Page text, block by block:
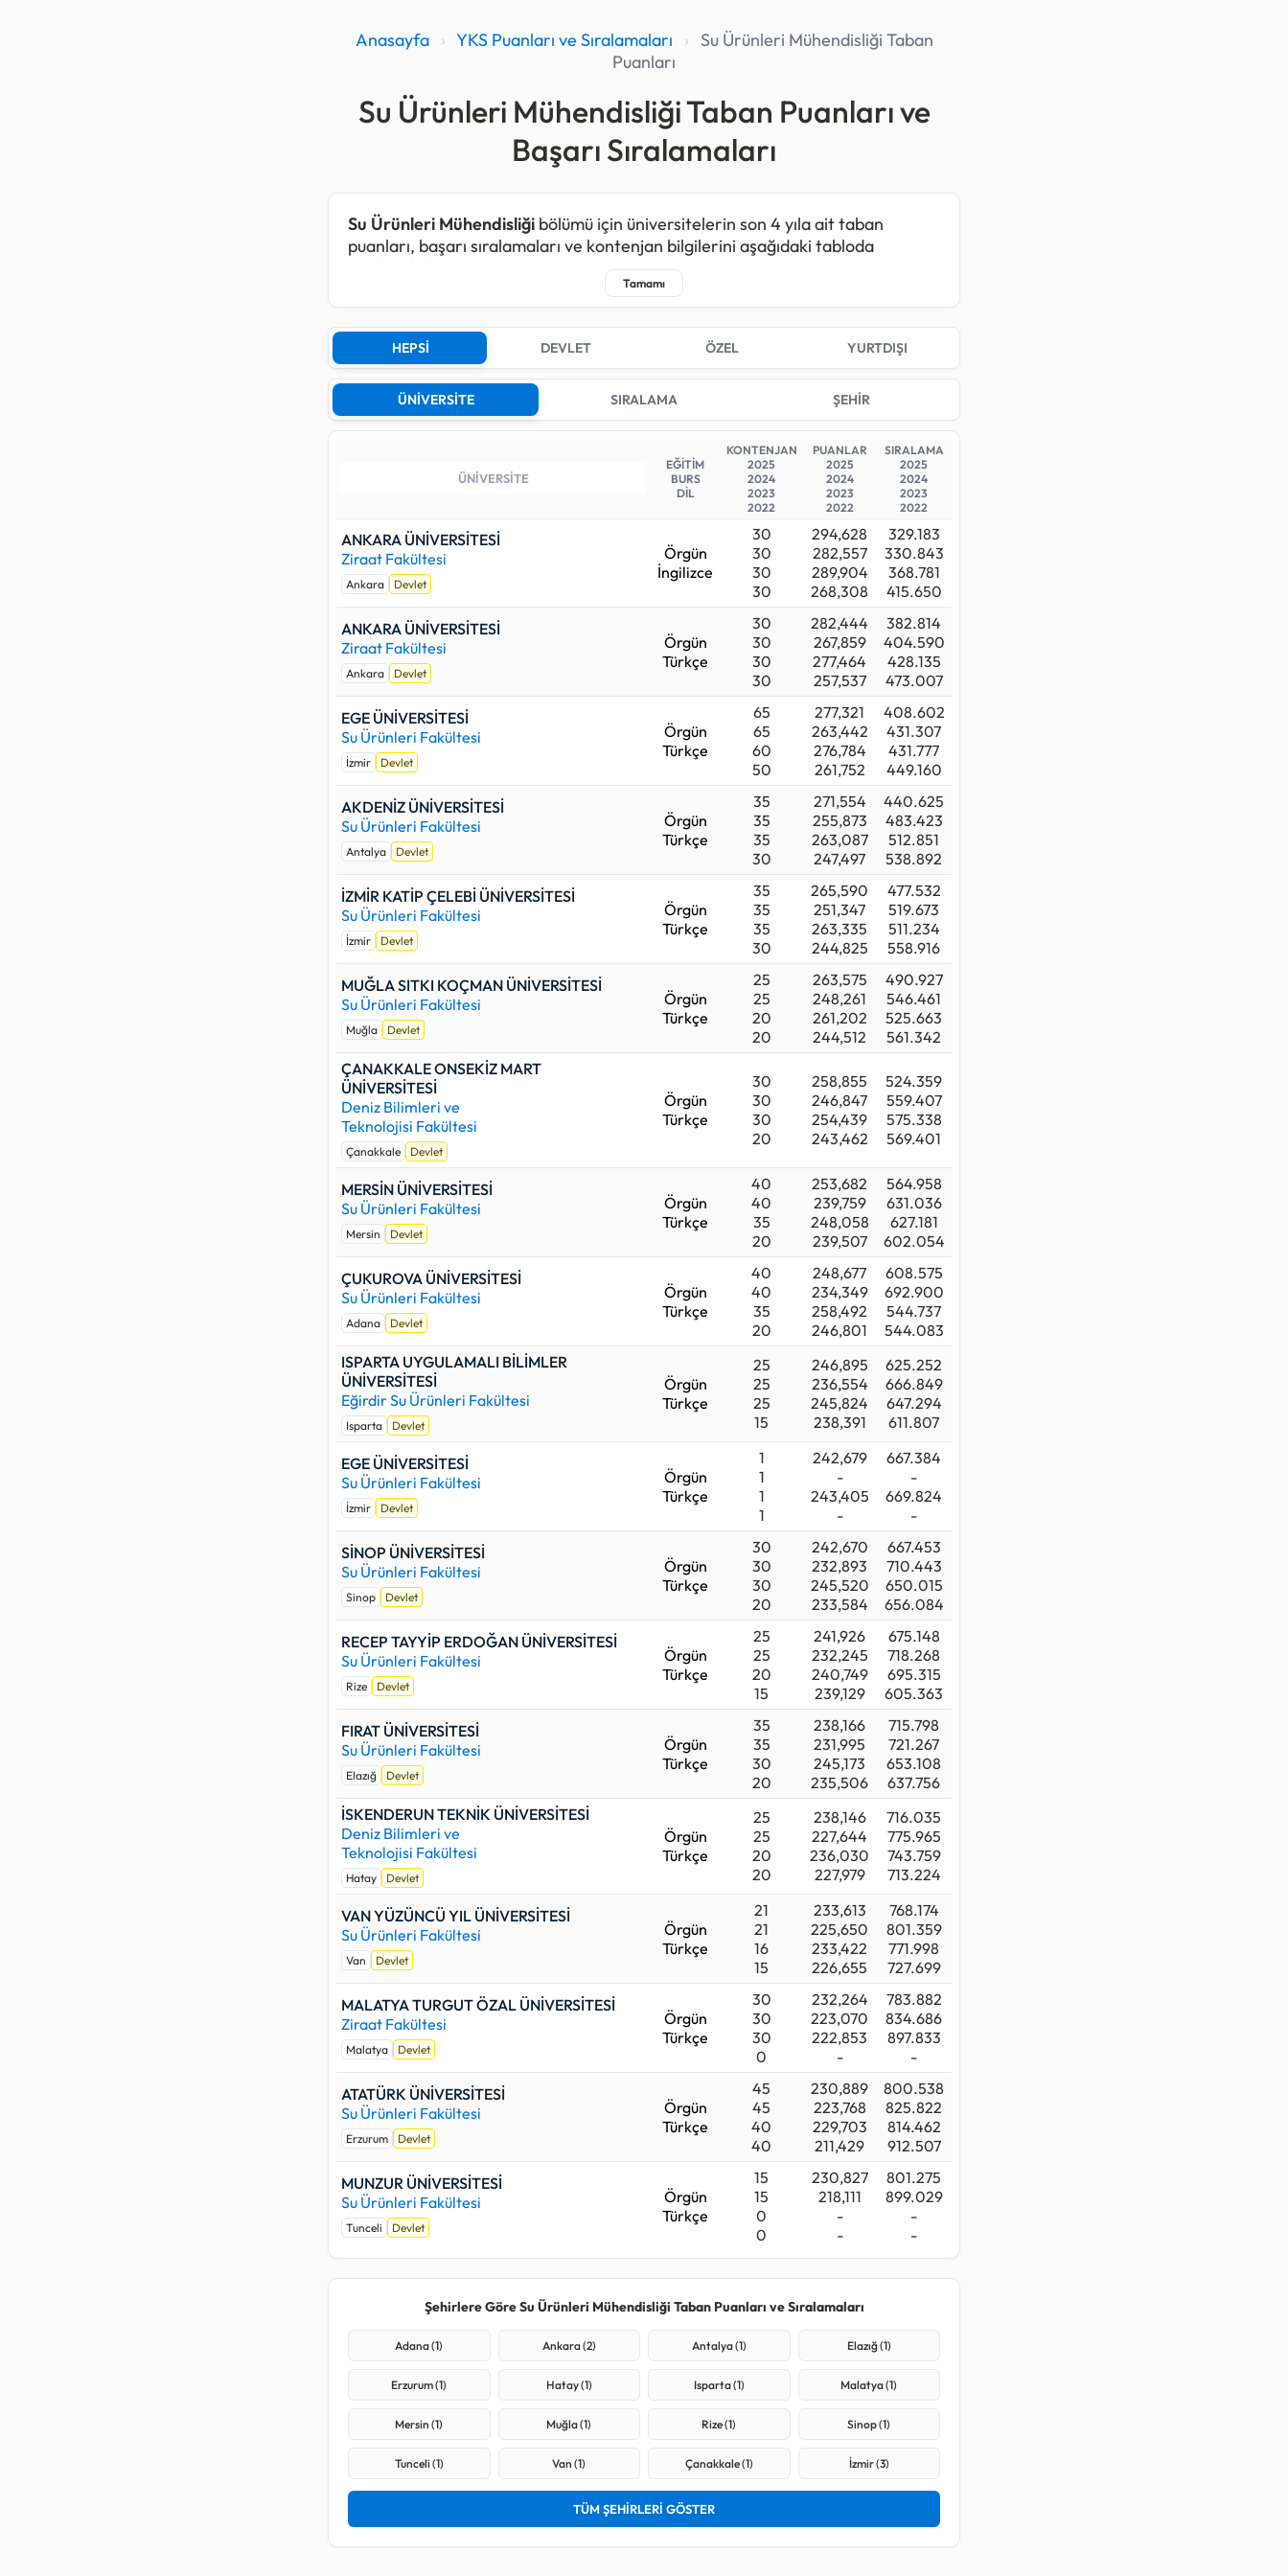
Anasayfa › YKS Puanları ve Sıralamaları ›
Su Ürünleri Mühendisliği Taban
Puanları
Su Ürünleri Mühendisliği Taban Puanları ve
Başarı Sıralamaları
Su Ürünleri Mühendisliği bölümü için üniversitelerin son 4 yıla ait taban
puanları, başarı sıralamaları ve kontenjan bilgilerini aşağıdaki tabloda
Su Ürünleri Mühendisliği programı kapsamında 2025 yılında toplam
yılında582, 2023 yılında522ve 2022 yılında396kişilik kontenjan açılmıştır.
Son yerleştirmelerde bu bölüm için kontenjan açan;17farklı Devlet
üniversitesi bulunmaktadır.
Devlet üniversiteleri arasında 2025 yılındaki en düşük sıralama sayısı (en
ile ANKARA ÜNİVERSİTESİ (Ankara)
programındadır. En yüksek sıralama sayısı (en son yerleşen aday) ise
801.275
başarı sırasıyla MUNZUR ÜNİVERSİTESİ (Tunceli) bünyesindedir.
Aşağıdaki üniversitelerden beğendiklerinizi favori listenize alabilirsiniz.
Whatsapp, telegram v.b uygulamalardan istediklerinize listenizi
gönderdiğinizde onlarda da aynı liste görebilirler.
HEPSİ DEVLET ÖZEL YURTDIŞI
ÜNİVERSİTE SIRALAMA ŞEHİR
EĞİTİM
BURS
DİL
KONTENJAN
2025
2024
2023
2022
PUANLAR
2025
2024
2023
2022
SIRALAMA
2025
2024
2023
2022
ANKARA ÜNİVERSİTESİ
Ziraat Fakültesi
Ankara Devlet
Örgün
İngilizce
30
30
30
30
294,628
282,557
289,904
268,308
329.183
330.843
368.781
415.650
ANKARA ÜNİVERSİTESİ
Ziraat Fakültesi
Ankara Devlet
Örgün
Türkçe
30
30
30
30
282,444
267,859
277,464
257,537
382.814
404.590
428.135
473.007
EGE ÜNİVERSİTESİ
Su Ürünleri Fakültesi
İzmir Devlet
Örgün
Türkçe
65
65
60
50
277,321
263,442
276,784
261,752
408.602
431.307
431.777
449.160
AKDENİZ ÜNİVERSİTESİ
Su Ürünleri Fakültesi
Antalya Devlet
Örgün
Türkçe
35
35
35
30
271,554
255,873
263,087
247,497
440.625
483.423
512.851
538.892
İZMİR KATİP ÇELEBİ ÜNİVERSİTESİ
Su Ürünleri Fakültesi
İzmir Devlet
Örgün
Türkçe
35
35
35
30
265,590
251,347
263,335
244,825
477.532
519.673
511.234
558.916
MUĞLA SITKI KOÇMAN ÜNİVERSİTESİ
Su Ürünleri Fakültesi
Muğla Devlet
Örgün
Türkçe
25
25
20
20
263,575
248,261
261,202
244,512
490.927
546.461
525.663
561.342
ÇANAKKALE ONSEKİZ MART
ÜNİVERSİTESİ
Deniz Bilimleri ve
Teknolojisi Fakültesi
Çanakkale Devlet
Örgün
Türkçe
30
30
30
20
258,855
246,847
254,439
243,462
524.359
559.407
575.338
569.401
MERSİN ÜNİVERSİTESİ
Su Ürünleri Fakültesi
Mersin Devlet
Örgün
Türkçe
40
40
35
20
253,682
239,759
248,058
239,507
564.958
631.036
627.181
602.054
ÇUKUROVA ÜNİVERSİTESİ
Su Ürünleri Fakültesi
Adana Devlet
Örgün
Türkçe
40
40
35
20
248,677
234,349
258,492
246,801
608.575
692.900
544.737
544.083
ISPARTA UYGULAMALI BİLİMLER
ÜNİVERSİTESİ
Eğirdir Su Ürünleri Fakültesi
Isparta Devlet
Örgün
Türkçe
25
25
25
15
246,895
236,554
245,824
238,391
625.252
666.849
647.294
611.807
EGE ÜNİVERSİTESİ
Su Ürünleri Fakültesi
İzmir Devlet
Örgün
Türkçe
1
1
1
1
242,679
-
243,405
-
667.384
-
669.824
-
SİNOP ÜNİVERSİTESİ
Su Ürünleri Fakültesi
Sinop Devlet
Örgün
Türkçe
30
30
30
20
242,670
232,893
245,520
233,584
667.453
710.443
650.015
656.084
RECEP TAYYİP ERDOĞAN ÜNİVERSİTESİ
Su Ürünleri Fakültesi
Rize Devlet
Örgün
Türkçe
25
25
20
15
241,926
232,245
240,749
239,129
675.148
718.268
695.315
605.363
FIRAT ÜNİVERSİTESİ
Su Ürünleri Fakültesi
Elazığ Devlet
Örgün
Türkçe
35
35
30
20
238,166
231,995
245,173
235,506
715.798
721.267
653.108
637.756
İSKENDERUN TEKNİK ÜNİVERSİTESİ
Deniz Bilimleri ve
Teknolojisi Fakültesi
Hatay Devlet
Örgün
Türkçe
25
25
20
20
238,146
227,644
236,030
227,979
716.035
775.965
743.759
713.224
VAN YÜZÜNCÜ YIL ÜNİVERSİTESİ
Su Ürünleri Fakültesi
Van Devlet
Örgün
Türkçe
21
21
16
15
233,613
225,650
233,422
226,655
768.174
801.359
771.998
727.699
MALATYA TURGUT ÖZAL ÜNİVERSİTESİ
Ziraat Fakültesi
Malatya Devlet
Örgün
Türkçe
30
30
30
0
232,264
223,070
222,853
-
783.882
834.686
897.833
-
ATATÜRK ÜNİVERSİTESİ
Su Ürünleri Fakültesi
Erzurum Devlet
Örgün
Türkçe
45
45
40
40
230,889
223,768
229,703
211,429
800.538
825.822
814.462
912.507
MUNZUR ÜNİVERSİTESİ
Su Ürünleri Fakültesi
Tunceli Devlet
Örgün
Türkçe
15
15
0
0
230,827
218,111
-
-
801.275
899.029
-
-
Şehirlere Göre Su Ürünleri Mühendisliği Taban Puanları ve Sıralamaları
Adana (1) Ankara (2) Antalya (1) Elazığ (1)
Erzurum (1) Hatay (1) Isparta (1) Malatya (1)
Mersin (1) Muğla (1) Rize (1) Sinop (1)
Tunceli (1) Van (1) Çanakkale (1) İzmir (3)
TÜM ŞEHİRLERİ GÖSTER